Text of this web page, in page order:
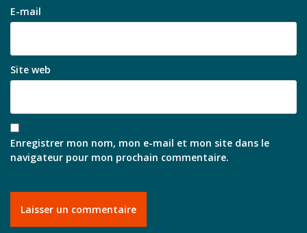
E-mail
Site web
Enregistrer mon nom, mon e-mail et mon site dans le
navigateur pour mon prochain commentaire.